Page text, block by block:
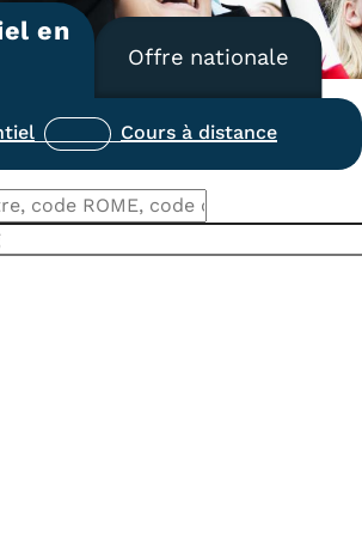
et centres Cnam en
administratifs
au Cnam BFC?
en
Offre nationale
Cours à distance